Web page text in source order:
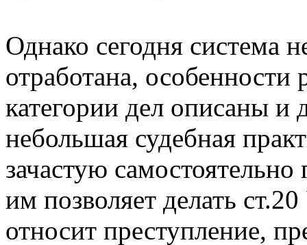
Однако сегодня система
отработана, особенности
категории дел описаны и
небольшая судебная
зачастую
им позволяет делать
относит преступление,